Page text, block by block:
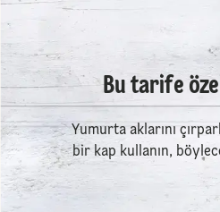
Bu tarife
Yumurta aklarını
bir kap kullanın,